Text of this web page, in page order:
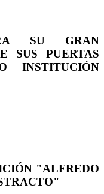
SU GRAN
SUS PUERTAS
INSTITUCIÓN
"ALFREDO